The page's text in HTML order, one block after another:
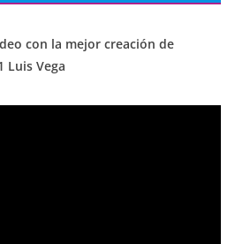
con la mejor creación de
Luis Vega